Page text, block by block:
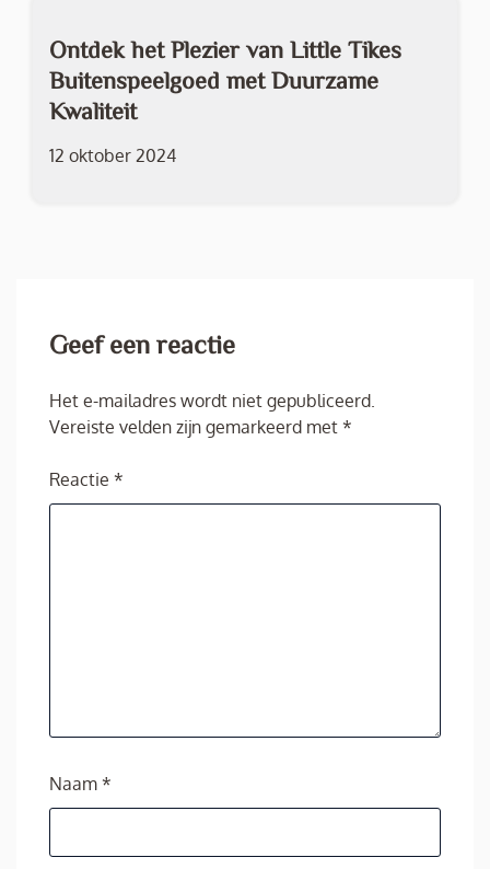
Ontdek het Plezier van Little Tikes
Buitenspeelgoed met Duurzame
Kwaliteit
12 oktober 2024
Geef een reactie
Het e-mailadres wordt niet gepubliceerd.
Vereiste velden zijn gemarkeerd met *
Reactie *
Naam *